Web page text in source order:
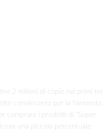
2 milioni di copie nei primi tre
convincente per la Nintendo.
comprare i prodotti di “Super
una piccola percentuale